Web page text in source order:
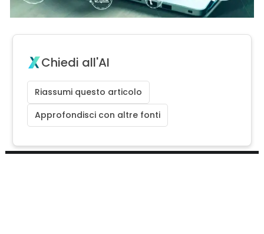
Chiedi all'AI
Riassumi questo articolo
Approfondisci con altre fonti